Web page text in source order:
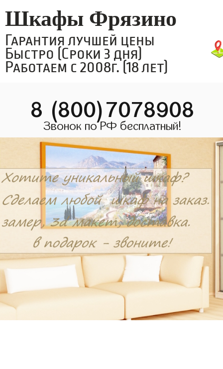
Шкафы Фрязино
Гарантия лучшей цены
Быстро (Сроки 3 дня)
Работаем с 2008г. (18 лет)
8 (800)7078908
Звонок по РФ бесплатный!